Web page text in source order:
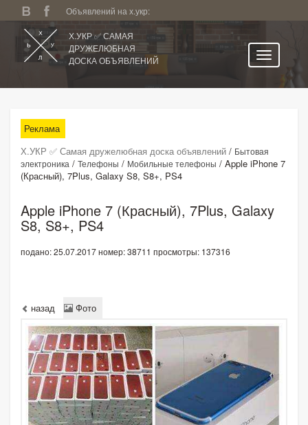
Объявлений на х.укр:
Х.УКР ✅ САМАЯ
ДРУЖЕЛЮБНАЯ
ДОСКА ОБЪЯВЛЕНИЙ
Все регионы
Категории
Избранное
Личный кабинет
Поиск по сайту
Подать объявление
Реклама
Х.УКР ✅ Самая дружелюбная доска объявлений / Бытовая
электроника / Телефоны / Мобильные телефоны / Apple iPhone 7
(Красный), 7Plus, Galaxy S8, S8+, PS4
Apple iPhone 7 (Красный), 7Plus, Galaxy
S8, S8+, PS4
подано: 25.07.2017номер: 38711 просмотры: 137316
назад Фото